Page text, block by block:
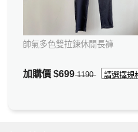
帥氣多色雙拉鍊休閒長褲
加購價$6991190